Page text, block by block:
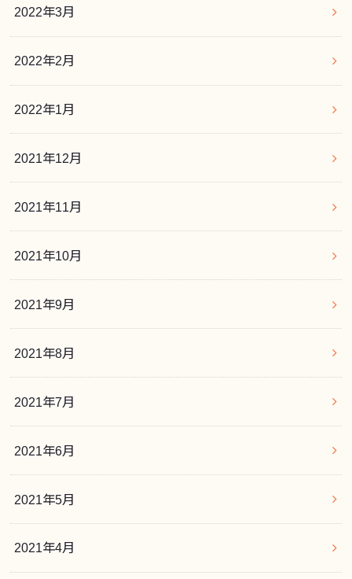
2022年3月
2022年2月
2022年1月
2021年12月
2021年11月
2021年10月
2021年9月
2021年8月
2021年7月
2021年6月
2021年5月
2021年4月